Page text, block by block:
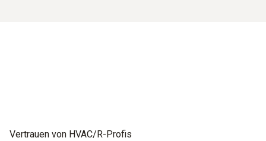
Vertrauen von HVAC/R-Profis